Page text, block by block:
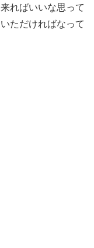
ればいいな思って
ただければなって